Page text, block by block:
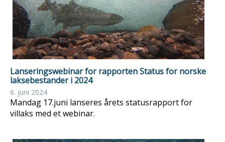
Lanseringswebinar for rapporten Status for norske
laksebestander i 2024
6. juni 2024
Mandag 17.juni lanseres årets statusrapport for
villaks med et webinar.